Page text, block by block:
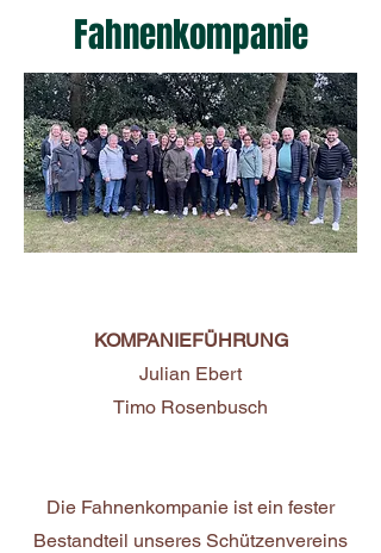
Fahnenkompanie
KOMPANIEFÜHRUNG
Julian Ebert
Timo Rosenbusch
Die Fahnenkompanie ist ein fester
Bestandteil unseres Schützenvereins